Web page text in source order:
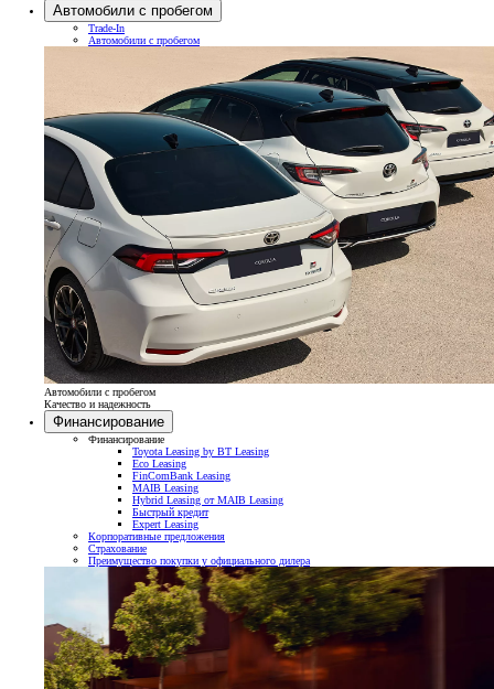
Автомобили с пробегом
Trade-In
Автомобили с пробегом
Автомобили с пробегом
Качество и надежность
Финансирование
Финансирование
Toyota Leasing by BT Leasing
Eco Leasing
FinComBank Leasing
MAIB Leasing
Hybrid Leasing от MAIB Leasing
Быстрый кредит
Expert Leasing
Корпоративные предложения
Страхование
Преимущество покупки у официального дилера